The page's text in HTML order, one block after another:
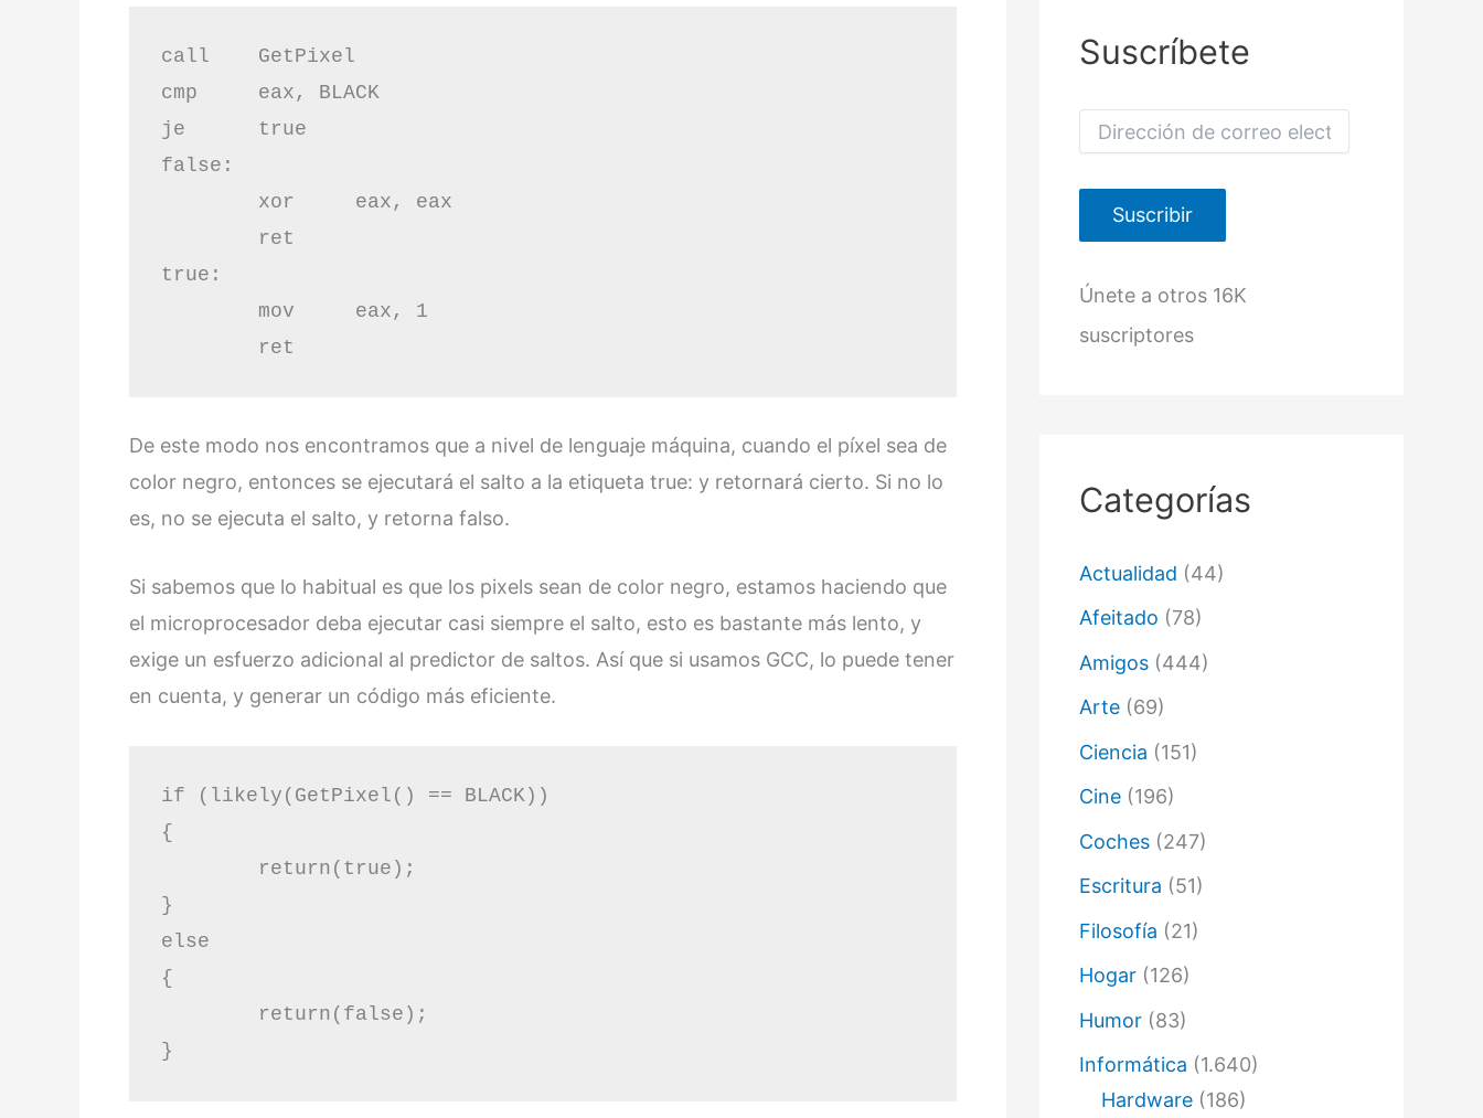
call	GetPixel
cmp	eax, BLACK
je	true
false:
true:
	ret
De este modo nos encontramos que a nivel de lenguaje máquina, cuando el píxel sea de
color negro, entonces se ejecutará el salto a la etiqueta true: y retornará cierto. Si no lo
es, no se ejecuta el salto, y retorna falso.
Si sabemos que lo habitual es que los pixels sean de color negro, estamos haciendo que
el microprocesador deba ejecutar casi siempre el salto, esto es bastante más lento, y
exige un esfuerzo adicional al predictor de saltos. Así que si usamos GCC, lo puede tener
en cuenta, y generar un código más eficiente.
if (likely(GetPixel() == BLACK))
{
}
else
{
}
Suscríbete
e
n
e
e
t
ó
i
o
Suscribir
Únete a otros 16K
suscriptores
Categorías
Actualidad (44)
Afeitado (78)
Amigos (444)
Arte (69)
Ciencia (151)
Cine (196)
Coches (247)
Escritura (51)
Filosofía (21)
Hogar (126)
Humor (83)
Informática (1.640)
Hardware (186)